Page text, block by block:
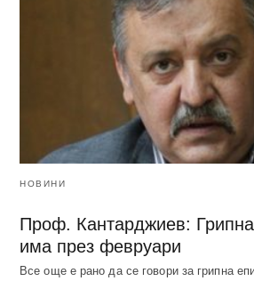
НОВИНИ
Проф. Кантарджиев:
има през февруари
Все още е рано да се говори за грипна